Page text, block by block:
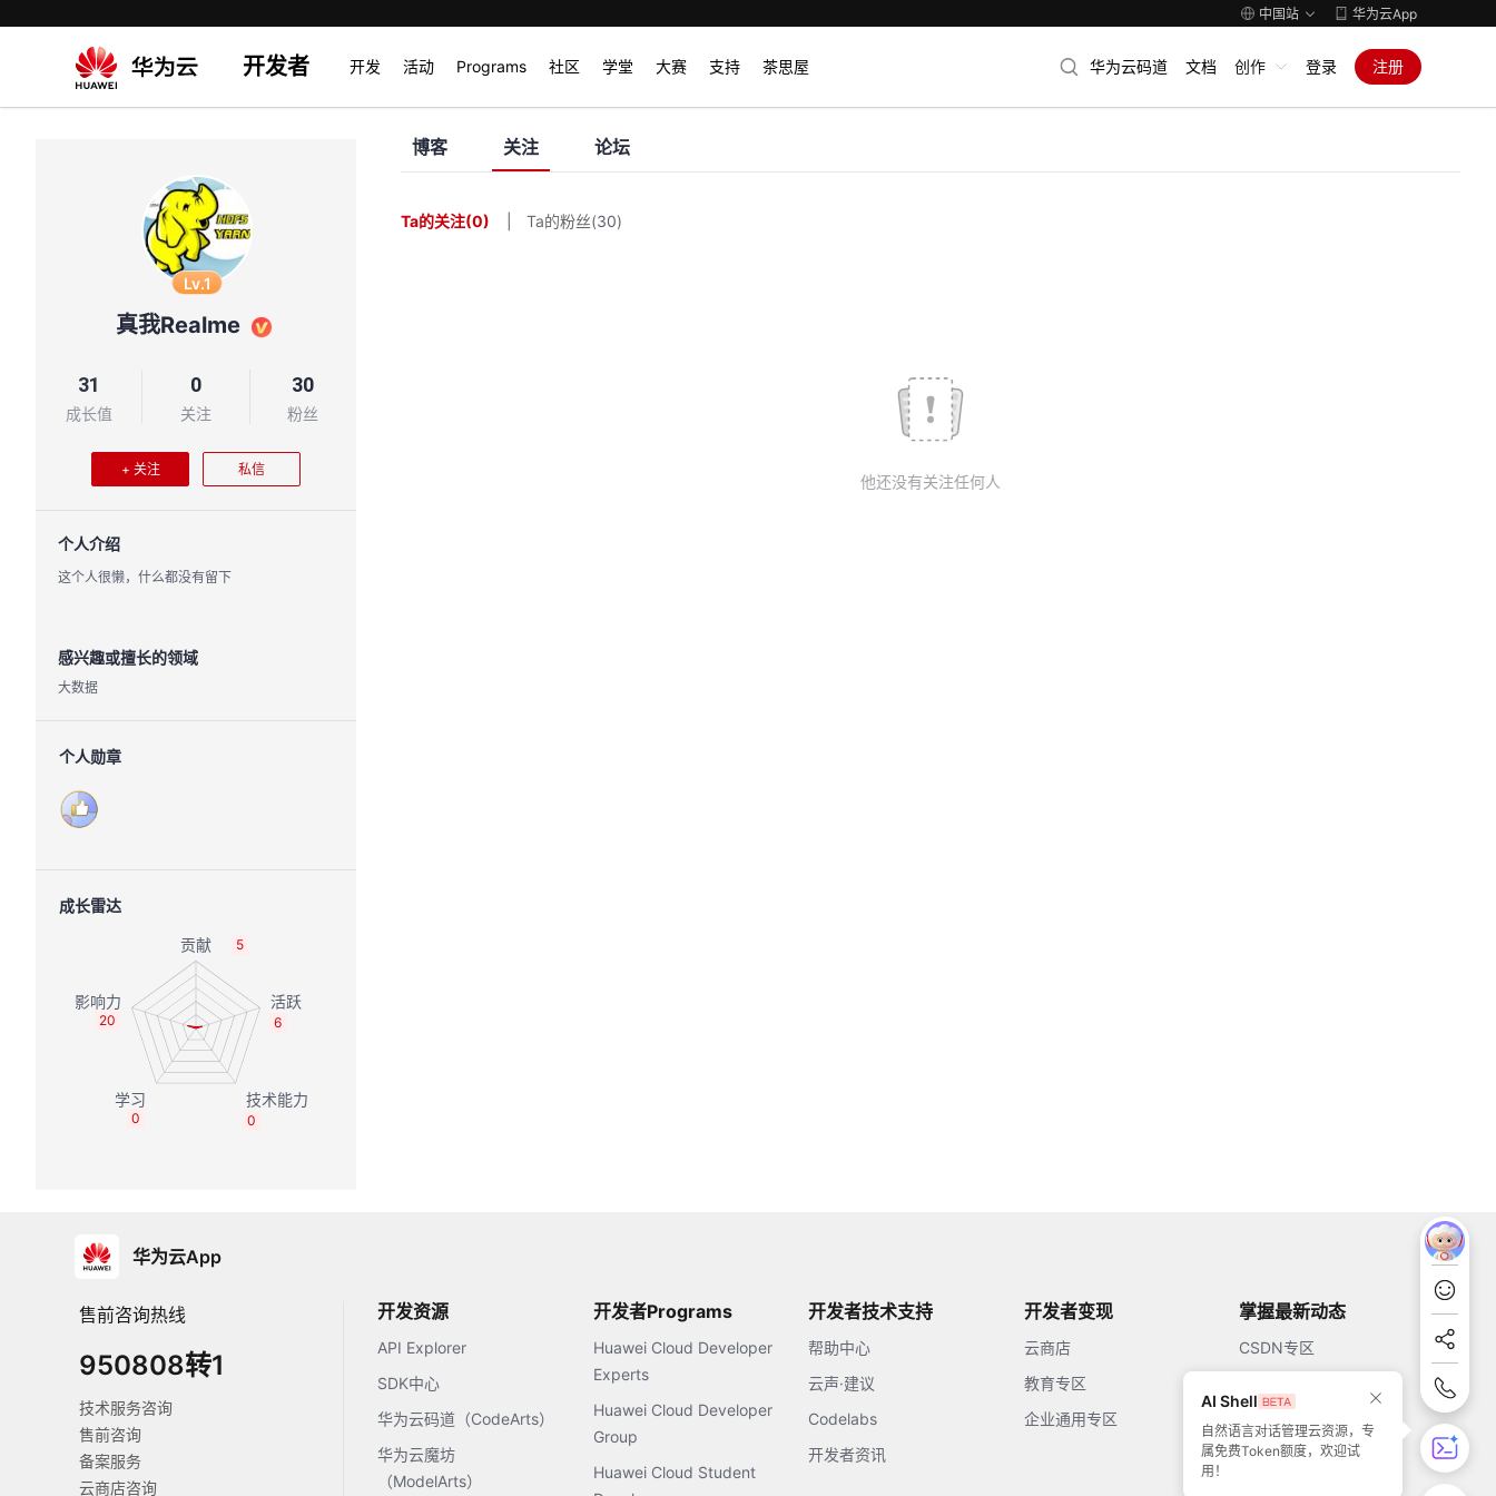
中国站 华为云App
开发者 开发 活动 Programs 社区 学堂 大赛 支持 茶思屋 华为云码道 文档 创作 登录 注册
Lv.1
真我Realme
31
成长值
0
关注
30
粉丝
+ 关注 私信
个人介绍
这个人很懒，什么都没有留下
感兴趣或擅长的领域
大数据
个人勋章
成长雷达
5
6
0
0
20
博客 关注 论坛
Ta的关注(0) Ta的粉丝(30)
他还没有关注任何人
华为云App
售前咨询热线
950808转1
技术服务咨询
售前咨询
备案服务
云商店咨询
开发资源
API Explorer
SDK中心
华为云码道（CodeArts）
华为云魔坊
（ModelArts）
开发者Programs
Huawei Cloud Developer
Experts
Huawei Cloud Developer
Group
Huawei Cloud Student
开发者技术支持
帮助中心
云声·建议
Codelabs
开发者资讯
开发者变现
云商店
教育专区
企业通用专区
掌握最新动态
CSDN专区
51CTO
AI Shell
自然语言对话管理云资源，专
属免费Token额度，欢迎试
用！